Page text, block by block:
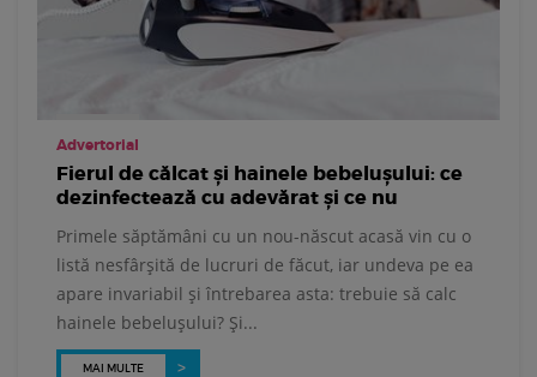
Advertorial
Fierul de călcat și hainele bebelușului: ce
dezinfectează cu adevărat și ce nu
Primele săptămâni cu un nou-născut acasă vin cu o
listă nesfârșită de lucruri de făcut, iar undeva pe ea
apare invariabil și întrebarea asta: trebuie să calc
hainele bebelușului? Și...
MAI MULTE